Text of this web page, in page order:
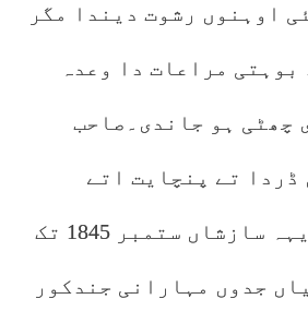
اوہنوں رشوت دیندا مگر
مراعات دا وعدہ
چھٹی ہو جاندی۔صاحب
ڈردا تے پنچایت اتے
منحصر رہندا۔ایہہ سازشاں ستمبر 1845 تک
جدوں مہارانی جندکور